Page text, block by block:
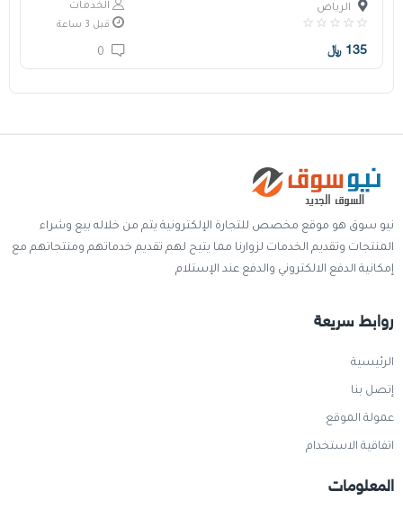
الخدمات الرياض
قبل 3 ساعة
135 ﷼
نيو سوق هو موقع مخصص للتجارة الإلكترونية يتم من خلاله بيع وشراء
المنتجات وتقديم الخدمات لزوارنا مما يتيح لهم تقديم خدماتهم ومنتجاتهم مع
إمكانية الدفع الالكتروني والدفع عند الإستلام
روابط سريعة
الرئيسية
إتصل بنا
عمولة الموقع
اتفاقية الاستخدام
المعلومات